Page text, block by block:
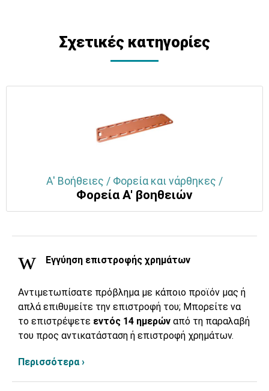
Σχετικές κατηγορίες
Α' Βοήθειες / Φορεία και νάρθηκες /
Φορεία Α' βοηθειών
Εγγύηση επιστροφής χρημάτων
Αντιμετωπίσατε πρόβλημα με κάποιο προϊόν μας ή
απλά επιθυμείτε την επιστροφή του; Μπορείτε να
το επιστρέψετε εντός 14 ημερών από τη παραλαβή
του προς αντικατάσταση ή επιστροφή χρημάτων.
Περισσότερα ›